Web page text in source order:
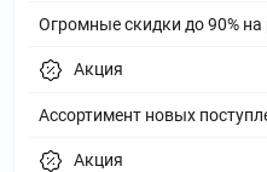
Огромные скидки до 90%
Акция
Ассортимент новых
Акция